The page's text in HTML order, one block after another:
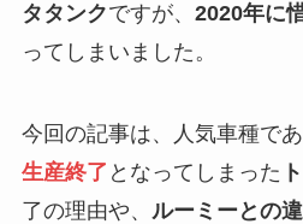
タタンクですが、 2020年に
ってしまいました。
今回の記事は、人気車種で
生産終了 となってしまった
了の理由や、 ルーミーとの